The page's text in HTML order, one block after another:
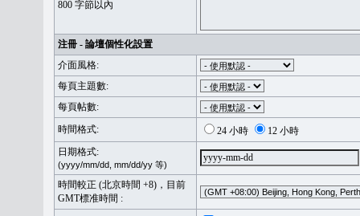
800 字節以內
注冊 - 論壇個性化設置
介面風格:
每頁主題數:
每頁帖數:
時間格式:
24 小時
12 小時
日期格式:
(yyyy/mm/dd, mm/dd/yy 等)
時間較正 (北京時間 +8)，目前
GMT標准時間 :